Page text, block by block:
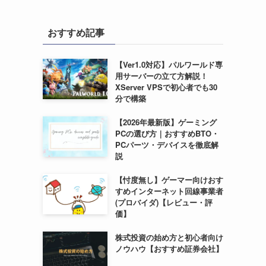
おすすめ記事
【Ver1.0対応】パルワールド専
用サーバーの立て方解説！
XServer VPSで初心者でも30
分で構築
【2026年最新版】ゲーミング
PCの選び方｜おすすめBTO・
PCパーツ・デバイスを徹底解
説
【忖度無し】ゲーマー向けおす
すめインターネット回線事業者
(プロバイダ)【レビュー・評
価】
株式投資の始め方と初心者向け
ノウハウ【おすすめ証券会社】